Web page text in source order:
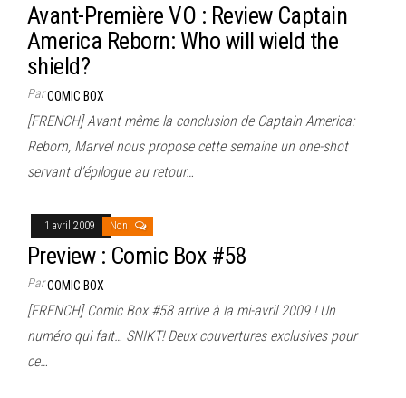
Avant-Première VO : Review Captain
America Reborn: Who will wield the
shield?
ParCOMIC BOX
[FRENCH] Avant même la conclusion de Captain America:
Reborn, Marvel nous propose cette semaine un one-shot
servant d’épilogue au retour…
1 avril 2009 Non
Preview : Comic Box #58
ParCOMIC BOX
[FRENCH] Comic Box #58 arrive à la mi-avril 2009 ! Un
numéro qui fait… SNIKT! Deux couvertures exclusives pour
ce…